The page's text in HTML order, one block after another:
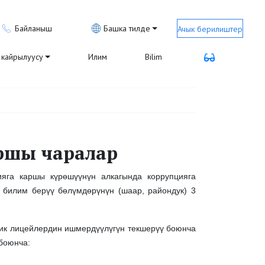
Байланыш Башка тилде Ачык берилиштер
Илим Bilim
чаралар
каршы күрөшүүнүн алкагында коррупцияга
берүү бөлүмдөрүнүн (шаар, райондук) 3
лицейлердин ишмердүүлүгүн текшерүү боюнча